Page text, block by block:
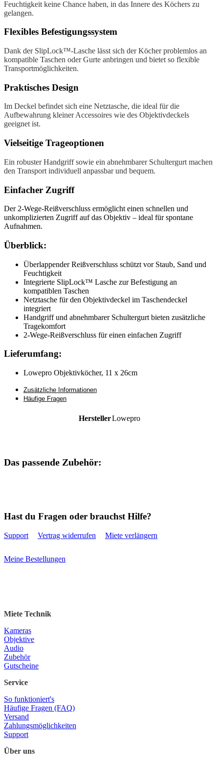
Feuchtigkeit keine Chance haben, in das Innere des Köchers zu
gelangen.
Flexibles Befestigungssystem
Dank der SlipLock™-Lasche lässt sich der Köcher problemlos an
kompatible Taschen oder Gurte anbringen und bietet so flexible
Transportmöglichkeiten.
Praktisches Design
Im Deckel befindet sich eine Netztasche, die ideal für die
Aufbewahrung kleiner Accessoires wie des Objektivdeckels
geeignet ist.
Vielseitige Trageoptionen
Ein robuster Handgriff sowie ein abnehmbarer Schultergurt machen
den Transport individuell anpassbar und bequem.
Einfacher Zugriff
Der 2-Wege-Reißverschluss ermöglicht einen schnellen und
unkomplizierten Zugriff auf das Objektiv – ideal für spontane
Aufnahmen.
Überblick:
Überlappender Reißverschluss schützt vor Staub, Sand und
Feuchtigkeit
Integrierte SlipLock™ Lasche zur Befestigung an
kompatiblen Taschen
Netztasche für den Objektivdeckel im Taschendeckel
integriert
Handgriff und abnehmbarer Schultergurt bieten zusätzliche
Tragekomfort
2-Wege-Reißverschluss für einen einfachen Zugriff
Lieferumfang:
Lowepro Objektivköcher, 11 x 26cm
Zusätzliche Informationen
Häufige Fragen
HerstellerLowepro
Das passende Zubehör:
Hast du Fragen oder brauchst Hilfe?
Support Vertrag widerrufen Miete verlängern
Meine Bestellungen
Miete Technik
Kameras
Objektive
Audio
Zubehör
Gutscheine
Service
So funktioniert's
Häufige Fragen (FAQ)
Versand
Zahlungsmöglichkeiten
Support
Über uns